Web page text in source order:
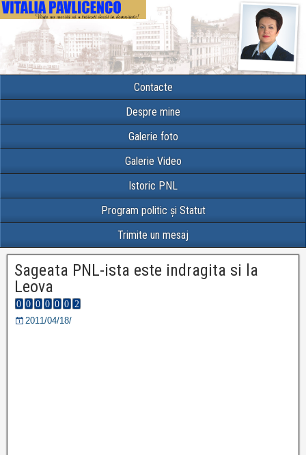
Contacte
Despre mine
Galerie foto
Galerie Video
Istoric PNL
Program politic și Statut
Trimite un mesaj
Sageata PNL-ista este indragita si la
Leova
2011/04/18/